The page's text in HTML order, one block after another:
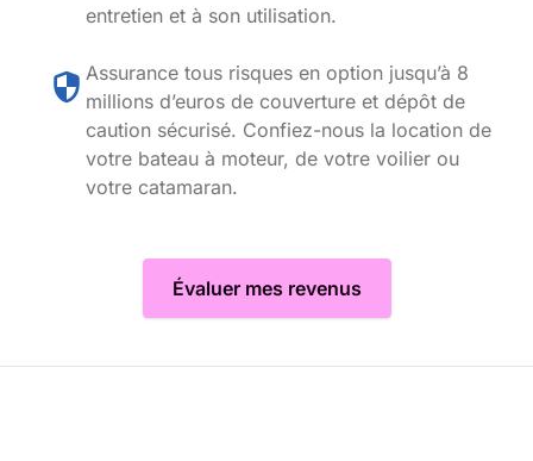
entretien et à son utilisation.
Assurance tous risques en option jusqu’à 8
millions d’euros de couverture et dépôt de
caution sécurisé. Confiez-nous la location de
votre bateau à moteur, de votre voilier ou
votre catamaran.
Évaluer mes revenus